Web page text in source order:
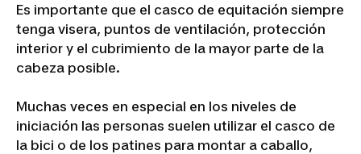
Es importante que el casco de equitación siempre
tenga visera, puntos de ventilación, protección
interior y el cubrimiento de la mayor parte de la
cabeza posible.
Muchas veces en especial en los niveles de
iniciación las personas suelen utilizar el casco de
la bici o de los patines para montar a caballo,